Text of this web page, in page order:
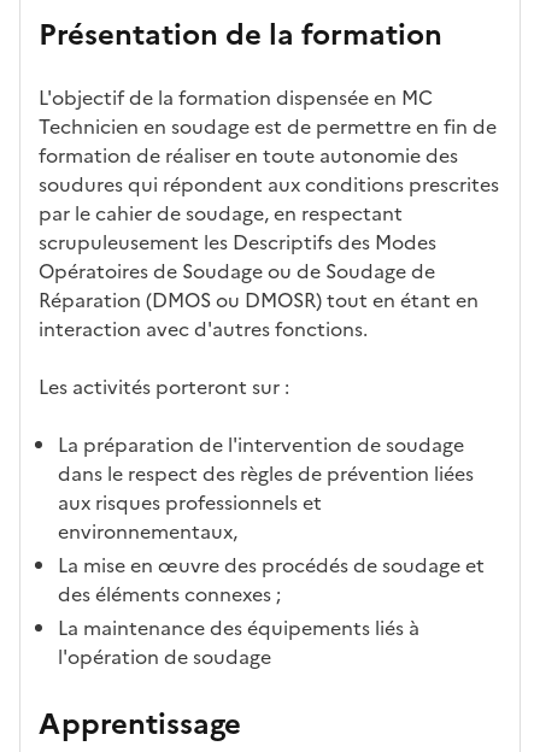
stiqu
ment
ndi
ure
uché
Présentation de la formation
L'objectif de la formation dispensée en MC
Technicien en soudage est de permettre en fin de
formation de réaliser en toute autonomie des
soudures qui répondent aux conditions prescrites
par le cahier de soudage, en respectant
scrupuleusement les Descriptifs des Modes
Opératoires de Soudage ou de Soudage de
Réparation (DMOS ou DMOSR) tout en étant en
interaction avec d'autres fonctions.
Les activités porteront sur :
La préparation de l'intervention de soudage
dans le respect des règles de prévention liées
aux risques professionnels et
environnementaux,
La mise en œuvre des procédés de soudage et
des éléments connexes ;
La maintenance des équipements liés à
l'opération de soudage
Apprentissage